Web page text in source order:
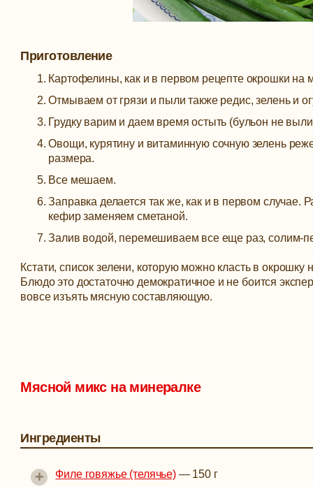
Приготовление
Картофелины, как и в первом рецепте окрошки на
Отмываем от грязи и пыли также редис, зелень и
Грудку варим и даем время остыть (бульон не
Овощи, курятину и витаминную сочную зелень
размера.
Все мешаем.
Заправка делается так же, как и в первом случае.
кефир заменяем сметаной.
Залив водой, перемешиваем все еще раз, солим-
Кстати, список зелени, которую можно класть в
Блюдо это достаточно демократичное и не боится
вовсе изъять мясную составляющую.
Мясной микс на минералке
Ингредиенты
Филе говяжье (телячье)— 150 г
+